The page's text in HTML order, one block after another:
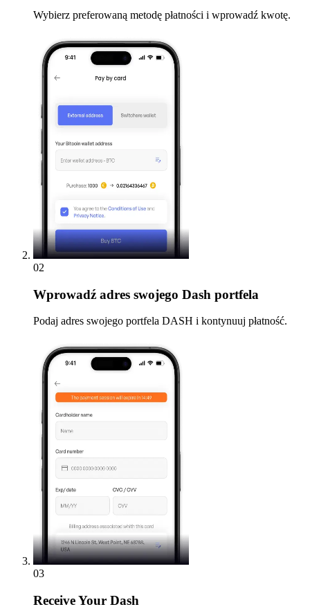
Wybierz preferowaną metodę płatności i wprowadź kwotę.
02
Wprowadź adres swojego Dash portfela
Podaj adres swojego portfela DASH i kontynuuj płatność.
03
ReceiveYour Dash